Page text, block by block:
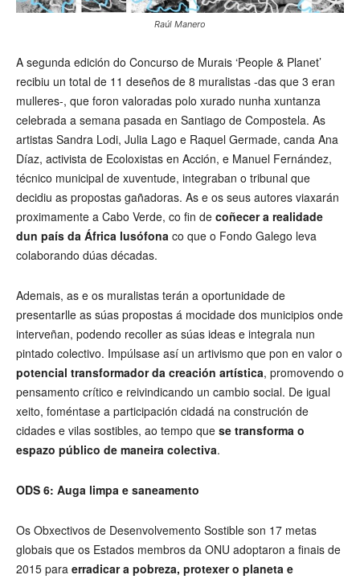
Raúl Manero
A segunda edición do Concurso de Murais ‘People & Planet’
recibiu un total de 11 deseños de 8 muralistas -das que 3 eran
mulleres-, que foron valoradas polo xurado nunha xuntanza
celebrada a semana pasada en Santiago de Compostela. As
artistas Sandra Lodi, Julia Lago e Raquel Germade, canda Ana
Díaz, activista de Ecoloxistas en Acción, e Manuel Fernández,
técnico municipal de xuventude, integraban o tribunal que
decidiu as propostas gañadoras. As e os seus autores viaxarán
proximamente a Cabo Verde, co fin de coñecer a realidade
dun país da África lusófona co que o Fondo Galego leva
colaborando dúas décadas.
Ademais, as e os muralistas terán a oportunidade de
presentarlle as súas propostas á mocidade dos municipios onde
interveñan, podendo recoller as súas ideas e integrala nun
pintado colectivo. Impúlsase así un artivismo que pon en valor o
potencial transformador da creación artística, promovendo o
pensamento crítico e reivindicando un cambio social. De igual
xeito, foméntase a participación cidadá na construción de
cidades e vilas sostibles, ao tempo que se transforma o
espazo público de maneira colectiva.
ODS 6: Auga limpa e saneamento
Os Obxectivos de Desenvolvemento Sostible son 17 metas
globais que os Estados membros da ONU adoptaron a finais de
2015 para erradicar a pobreza, protexer o planeta e